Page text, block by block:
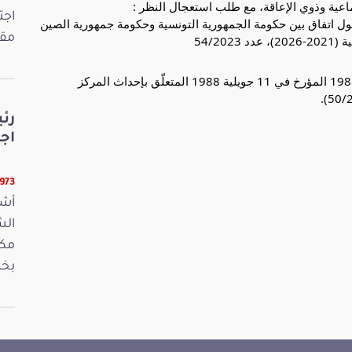
وذوي الإعاقة، مع طلب استعجال النظر :
اتفاق بين حكومة الجمهورية التونسية وحكومة جمهورية الصين
مشروع قانون يتعلّق بتنقيح القانون عدد 83 لسنة 1988 المؤرخ في 11 جويلية 1988 المتعلّق بإحداث المركز
13973